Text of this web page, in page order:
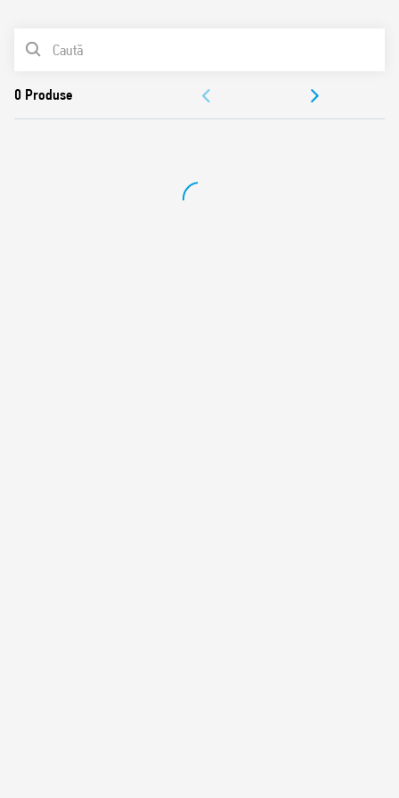
0 Produse